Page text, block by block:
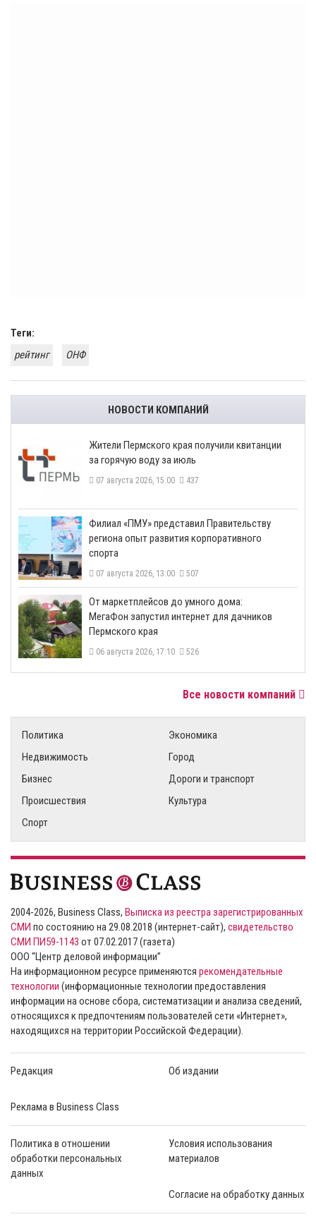
Теги:
рейтинг
ОНФ
НОВОСТИ КОМПАНИЙ
​Жители Пермского края получили квитанции
за горячую воду за июль
07 августа 2026, 15:00 437
​Филиал «ПМУ» представил Правительству
региона опыт развития корпоративного
спорта
07 августа 2026, 13:00 507
От маркетплейсов до умного дома:
МегаФон запустил интернет для дачников
Пермского края
06 августа 2026, 17:10 526
Все новости компаний
Политика
Экономика
Недвижимость
Город
Бизнес
Дороги и транспорт
Происшествия
Культура
Спорт
2004-2026, Business Class, Выписка из реестра зарегистрированных
СМИ по состоянию на 29.08.2018 (интернет-сайт), свидетельство
СМИ ПИ59-1143 от 07.02.2017 (газета)
ООО “Центр деловой информации”
На информационном ресурсе применяются рекомендательные
технологии (информационные технологии предоставления
информации на основе сбора, систематизации и анализа сведений,
относящихся к предпочтениям пользователей сети «Интернет»,
находящихся на территории Российской Федерации).
Редакция Об издании
Реклама в Business Class
Политика в отношении
обработки персональных
данных
Условия использования
материалов
Согласие на обработку данных